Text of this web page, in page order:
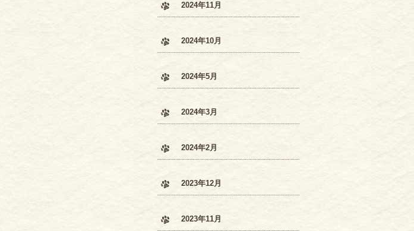
2024年11月
2024年10月
2024年5月
2024年3月
2024年2月
2023年12月
2023年11月